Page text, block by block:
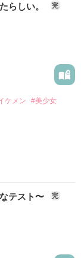
を含む
らしい。 完
ケメン
#美少女
テスト〜 完